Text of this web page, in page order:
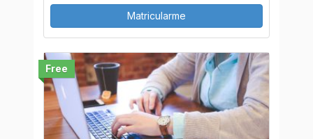
Matricularme
Free